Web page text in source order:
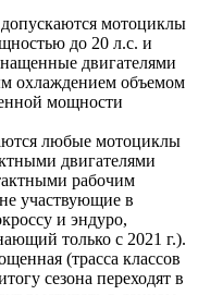
мотоциклы
до 20 л.с. и
двигателями
охлаждением объемом
мощности
любые мотоциклы
двигателями
рабочим
участвующие в
и эндуро,
только с 2021 г.).
(трасса классов
сезона переходят в